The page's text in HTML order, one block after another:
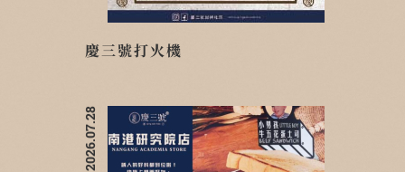
慶三號打火機
2026.07.28